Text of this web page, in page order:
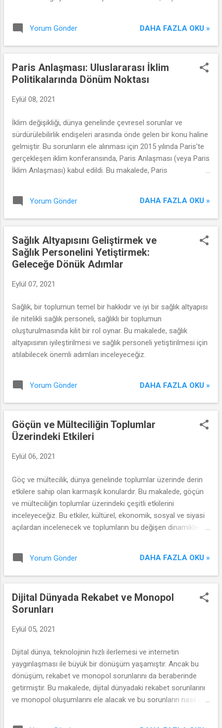
süreçlerini nasıl desteklediğini inceleyeceğiz.
Yorum Gönder DAHA FAZLA OKU »
Paris Anlaşması: Uluslararası İklim
Politikalarında Dönüm Noktası
Eylül 08, 2021
İklim değişikliği, dünya genelinde çevresel sorunlar ve
sürdürülebilirlik endişeleri arasında önde gelen bir konu haline
gelmiştir. Bu sorunların ele alınması için 2015 yılında Paris'te
gerçekleşen iklim konferansında, Paris Anlaşması (veya Paris
İklim Anlaşması) kabul edildi. Bu makalede, Paris
Yorum Gönder DAHA FAZLA OKU »
Sağlık Altyapısını Geliştirmek ve
Sağlık Personelini Yetiştirmek:
Geleceğe Dönük Adımlar
Eylül 07, 2021
Sağlık, bir toplumun temel bir hakkıdır ve iyi bir sağlık altyapısı
ile nitelikli sağlık personeli, sağlıklı bir toplumun
oluşturulmasında kilit bir rol oynar. Bu makalede, sağlık
altyapısının iyileştirilmesi ve sağlık personeli yetiştirilmesi için
atılabilecek önemli adımları inceleyeceğiz.
Yorum Gönder DAHA FAZLA OKU »
Göçün ve Mülteciliğin Toplumlar
Üzerindeki Etkileri
Eylül 06, 2021
Göç ve mültecilik, dünya genelinde toplumlar üzerinde derin
etkilere sahip olan karmaşık konulardır. Bu makalede, göçün
ve mülteciliğin toplumlar üzerindeki çeşitli etkilerini
inceleyeceğiz. Bu etkiler, kültürel, ekonomik, sosyal ve siyasi
açılardan incelenecek ve toplumların bu değişen dinamiklere
Yorum Gönder DAHA FAZLA OKU »
Dijital Dünyada Rekabet ve Monopol
Sorunları
Eylül 05, 2021
Dijital dünya, teknolojinin hızlı ilerlemesi ve internetin
yaygınlaşması ile büyük bir dönüşüm yaşamıştır. Ancak bu
dönüşüm, rekabet ve monopol sorunlarını da beraberinde
getirmiştir. Bu makalede, dijital dünyadaki rekabet sorunlarını
ve monopol oluşumlarını ele alacak ve bu sorunların nasıl ele